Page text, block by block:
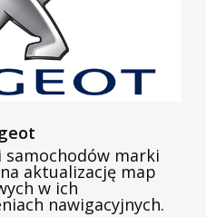
samochodów marki
aktualizację map
w ich
nawigacyjnych.